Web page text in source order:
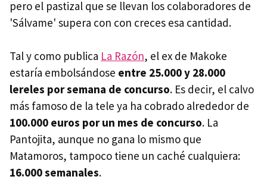
pero el pastizal que se llevan los colaboradores de
'Sálvame' supera con con creces esa cantidad.
Tal y como publica La Razón, el ex de Makoke
estaría embolsándose entre 25.000 y 28.000
lereles por semana de concurso. Es decir, el calvo
más famoso de la tele ya ha cobrado alrededor de
100.000 euros por un mes de concurso. La
Pantojita, aunque no gana lo mismo que
Matamoros, tampoco tiene un caché cualquiera:
16.000 semanales.